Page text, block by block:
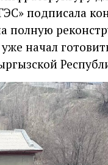
подписала
полную
начал